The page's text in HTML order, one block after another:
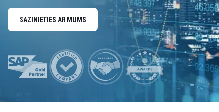
SAZINIETIES AR MUMS